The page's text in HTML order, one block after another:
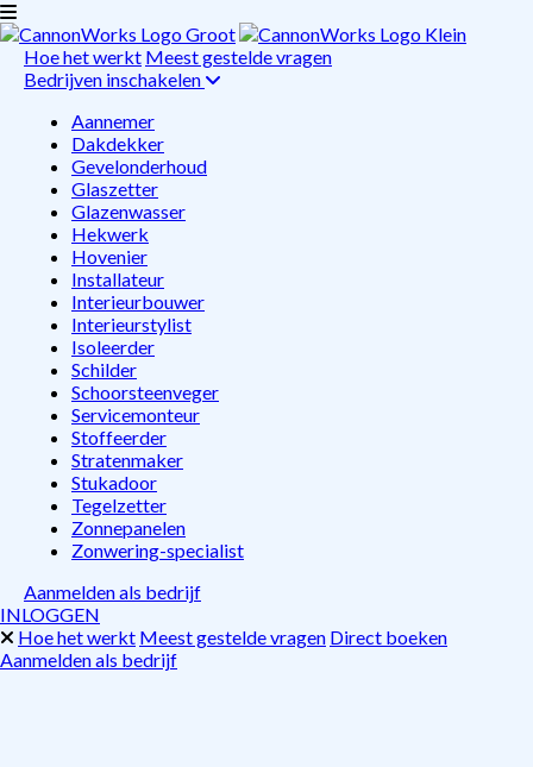
Hoe het werkt Meest gestelde vragen
Bedrijven inschakelen
Aannemer
Dakdekker
Gevelonderhoud
Glaszetter
Glazenwasser
Hekwerk
Hovenier
Installateur
Interieurbouwer
Interieurstylist
Isoleerder
Schilder
Schoorsteenveger
Servicemonteur
Stoffeerder
Stratenmaker
Stukadoor
Tegelzetter
Zonnepanelen
Zonwering-specialist
Aanmelden als bedrijf
INLOGGEN
Hoe het werkt Meest gestelde vragen Direct boeken
Aanmelden als bedrijf